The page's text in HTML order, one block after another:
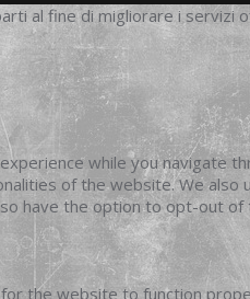
al fine di migliorare i servizi
while you navigate
of the website. We
have the option to opt-out
the website to function